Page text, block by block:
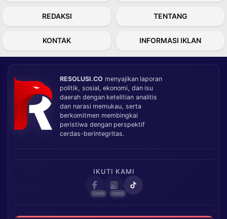
REDAKSI TENTANG
KONTAK INFORMASI IKLAN
RESOLUSI.CO menyajikan laporan
politik, sosial, ekonomi, dan isu
daerah dengan ketelitian analitis
dan narasi memukau, serta
berkomitmen membingkai
peristiwa dengan perspektif
cerdas-berintegritas.
IKUTI KAMI